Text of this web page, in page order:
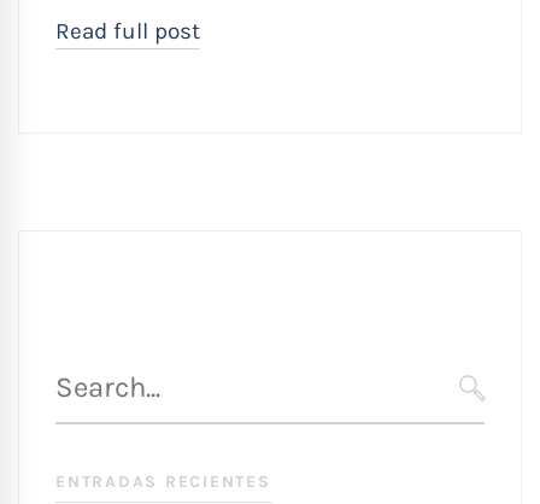
Read full post
para
ENTRADAS RECIENTES